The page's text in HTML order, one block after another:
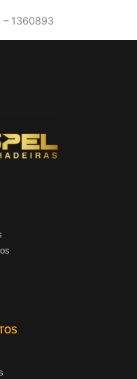
– 1360893